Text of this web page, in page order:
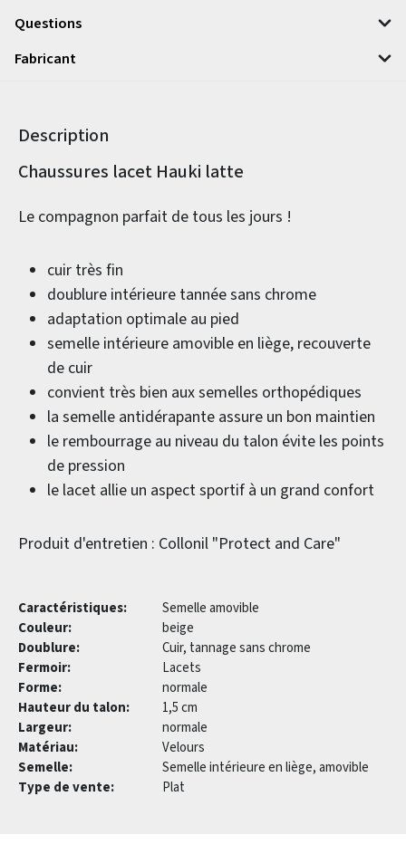
Questions
Fabricant
Description
Informations sur le produit
Chaussures lacet Hauki latte
Le compagnon parfait de tous les jours !
cuir très fin
doublure intérieure tannée sans chrome
adaptation optimale au pied
semelle intérieure amovible en liège, recouverte
de cuir
convient très bien aux semelles orthopédiques
la semelle antidérapante assure un bon maintien
le rembourrage au niveau du talon évite les points
de pression
le lacet allie un aspect sportif à un grand confort
Produit d'entretien : Collonil "Protect and Care"
Caractéristiques:
Semelle amovible
Couleur:
beige
Doublure:
Cuir, tannage sans chrome
Fermoir:
Lacets
Forme:
normale
Hauteur du talon:
1,5 cm
Largeur:
normale
Matériau:
Velours
Semelle:
Semelle intérieure en liège, amovible
Type de vente:
Plat